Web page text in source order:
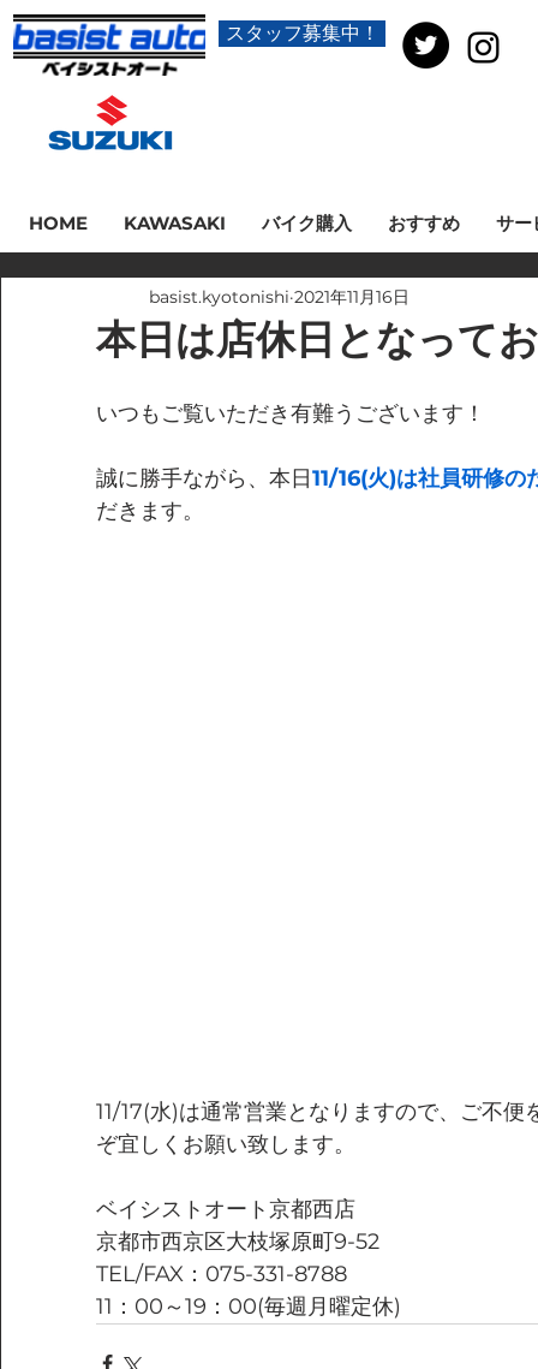
スタッフ募集中！
HOME KAWASAKI バイク購入 おすすめ サー
本日は店休日となって
basist.kyotonishi 2021年11月16日
いつもご覧いただき有難うございます！
誠に勝手ながら、本日11/16(火)は社員研修の
だきます。
11/17(水)は通常営業となりますので、ご不
ぞ宜しくお願い致します。
ベイシストオート京都西店
京都市西京区大枝塚原町9-52
TEL/FAX：075-331-8788
11：00～19：00(毎週月曜定休)